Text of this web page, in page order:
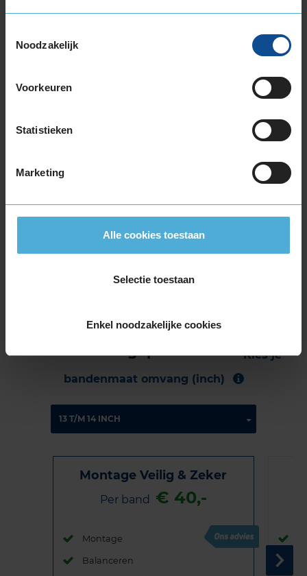
Noodzakelijk
Voorkeuren
Statistieken
Marketing
Alle cookies toestaan
Selectie toestaan
Enkel noodzakelijke cookies
3 reviews
Extra Load
, ,
72dB
€ 152,80
Bandenmontagepakketten
Kies je
bandenmaat omvang (inch)
Montage Veilig & Zeker
Per band € 40,-
Montage
Balanceren